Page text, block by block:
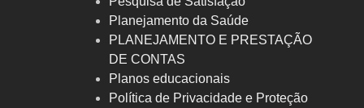
Planejamento da Saúde
PLANEJAMENTO E PRESTAÇÃO
DE CONTAS
Planos educacionais
Política de Privacidade e Proteção